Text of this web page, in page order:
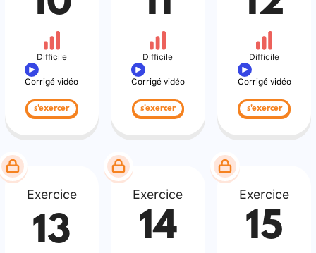
Difficile
Corrigé vidéo
s'exercer
Difficile
Corrigé vidéo
s'exercer
Difficile
Corrigé vidéo
s'exercer
Exercice
13
Exercice
14
Exercice
15